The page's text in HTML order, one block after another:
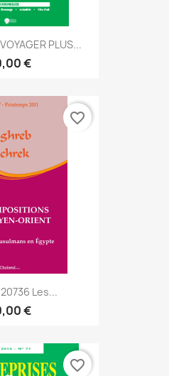
PLUS...
€
Les...
€
favorite_border
favorite_border